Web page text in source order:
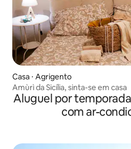
Casa ⋅ Agrigento
Amùrì da Sicília, sinta-se em casa
Aluguel por
com ar-